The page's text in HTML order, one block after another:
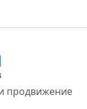
продвижение